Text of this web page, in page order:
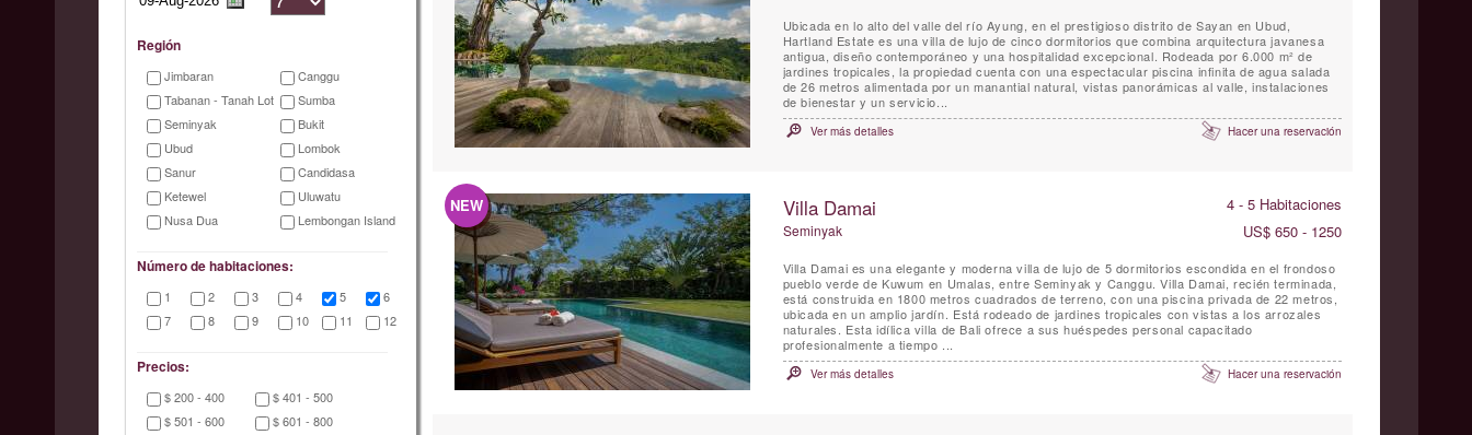
Región
Jimbaran
Canggu
Tabanan - Tanah Lot
Sumba
Seminyak
Bukit
Ubud
Lombok
Sanur
Candidasa
Ketewel
Uluwatu
Nusa Dua
Lembongan Island
Número de habitaciones:
1 2 3 4 5
6
7
8 9 10 11 12
Precios:
$ 200 - 400
$ 401 - 500
$ 501 - 600
$ 601 - 800
Ubicada en lo alto del valle del río Ayung, en el prestigioso distrito de Sayan en Ubud,
Hartland Estate es una villa de lujo de cinco dormitorios que combina arquitectura javanesa
antigua, diseño contemporáneo y una hospitalidad excepcional. Rodeada por 6.000 m² de
jardines tropicales, la propiedad cuenta con una espectacular piscina infinita de agua salada
de 26 metros alimentada por un manantial natural, vistas panorámicas al valle, instalaciones
de bienestar y un servicio...
Ver más detalles Hacer una reservación
Villa Damai 4 - 5 Habitaciones
Seminyak US$ 650 - 1250
NEW
Villa Damai es una elegante y moderna villa de lujo de 5 dormitorios escondida en el frondoso
pueblo verde de Kuwum en Umalas, entre Seminyak y Canggu. Villa Damai, recién terminada,
está construida en 1800 metros cuadrados de terreno, con una piscina privada de 22 metros,
ubicada en un amplio jardín. Está rodeado de jardines tropicales con vistas a los arrozales
naturales. Esta idílica villa de Bali ofrece a sus huéspedes personal capacitado
profesionalmente a tiempo ...
Ver más detalles Hacer una reservación